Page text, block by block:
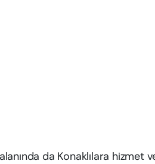
da Konaklılara hizmet